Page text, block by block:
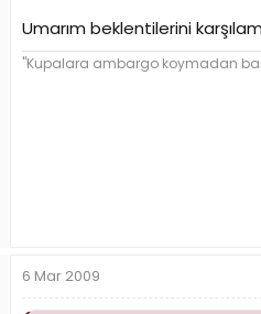
Umarım beklentilerini
"Kupalara ambargo koymadan
6 Mar 2009